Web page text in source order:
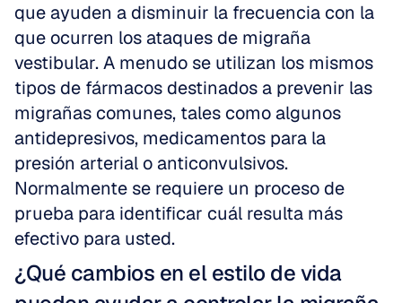
que ayuden a disminuir la frecuencia con la
que ocurren los ataques de migraña
vestibular. A menudo se utilizan los mismos
tipos de fármacos destinados a prevenir las
migrañas comunes, tales como algunos
antidepresivos, medicamentos para la
presión arterial o anticonvulsivos.
Normalmente se requiere un proceso de
prueba para identificar cuál resulta más
efectivo para usted.
¿Qué cambios en el estilo de vida